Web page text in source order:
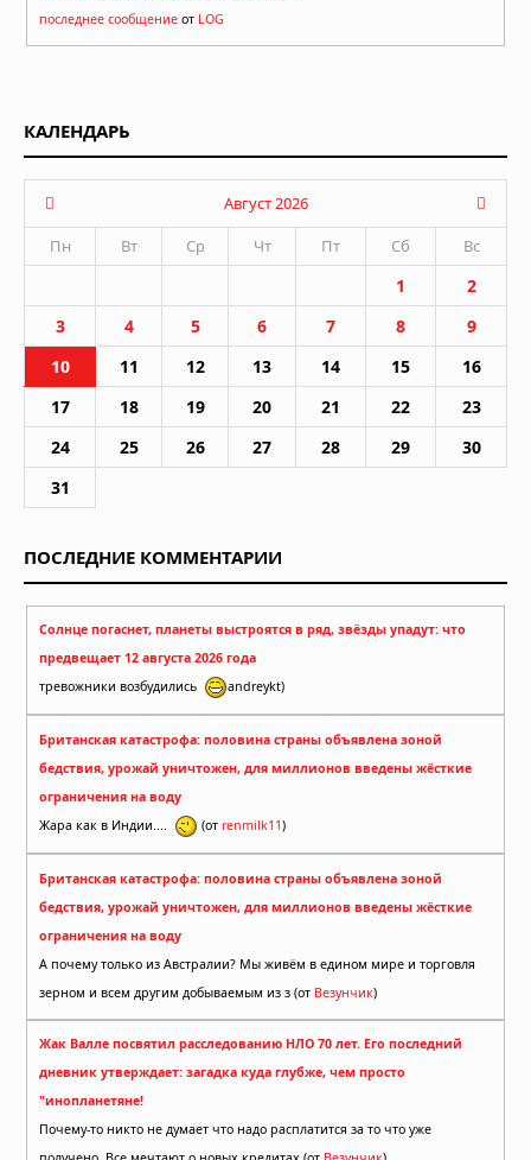
последнее сообщение от LOG
КАЛЕНДАРЬ
Август 2026
Пн
Вт Ср Чт Пт Сб Вс
1
2
3
4 5 6 7 8
9
10
11 12 13 14 15
16
17
18 19 20 21 22
23
24
25 26 27 28 29
30
31
ПОСЛЕДНИЕ КОММЕНТАРИИ
Солнце погаснет, планеты выстроятся в ряд, звёзды упадут: что
предвещает 12 августа 2026 года
тревожники возбудились
andreykt)
Британская катастрофа: половина страны объявлена зоной
бедствия, урожай уничтожен, для миллионов введены жёсткие
ограничения на воду
Жара как в Индии....
(от renmilk11)
Британская катастрофа: половина страны объявлена зоной
бедствия, урожай уничтожен, для миллионов введены жёсткие
ограничения на воду
А почему только из Австралии? Мы живём в едином мире и торговля
зерном и всем другим добываемым из з (от Везунчик)
Жак Валле посвятил расследованию НЛО 70 лет. Его последний
дневник утверждает: загадка куда глубже, чем просто
"инопланетяне!
Почему-то никто не думает что надо расплатится за то что уже